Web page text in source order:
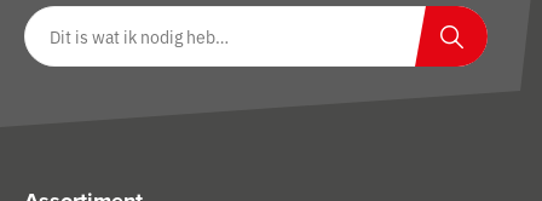
Zoeken op website
Zoeken